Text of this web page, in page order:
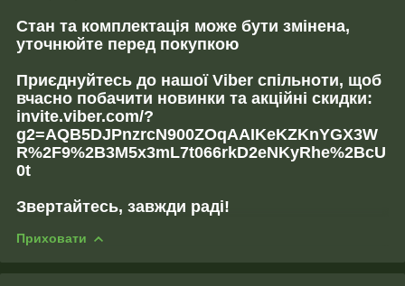
Стан та комплектація може бути змінена,
уточнюйте перед покупкою
Приєднуйтесь до нашої Viber спільноти, щоб
вчасно побачити новинки та акційні скидки:
invite.viber.com/?
g2=AQB5DJPnzrcN900ZOqAAIKeKZKnYGX3W
R%2F9%2B3M5x3mL7t066rkD2eNKyRhe%2BcU
0t
Звертайтесь, завжди раді!
Приховати